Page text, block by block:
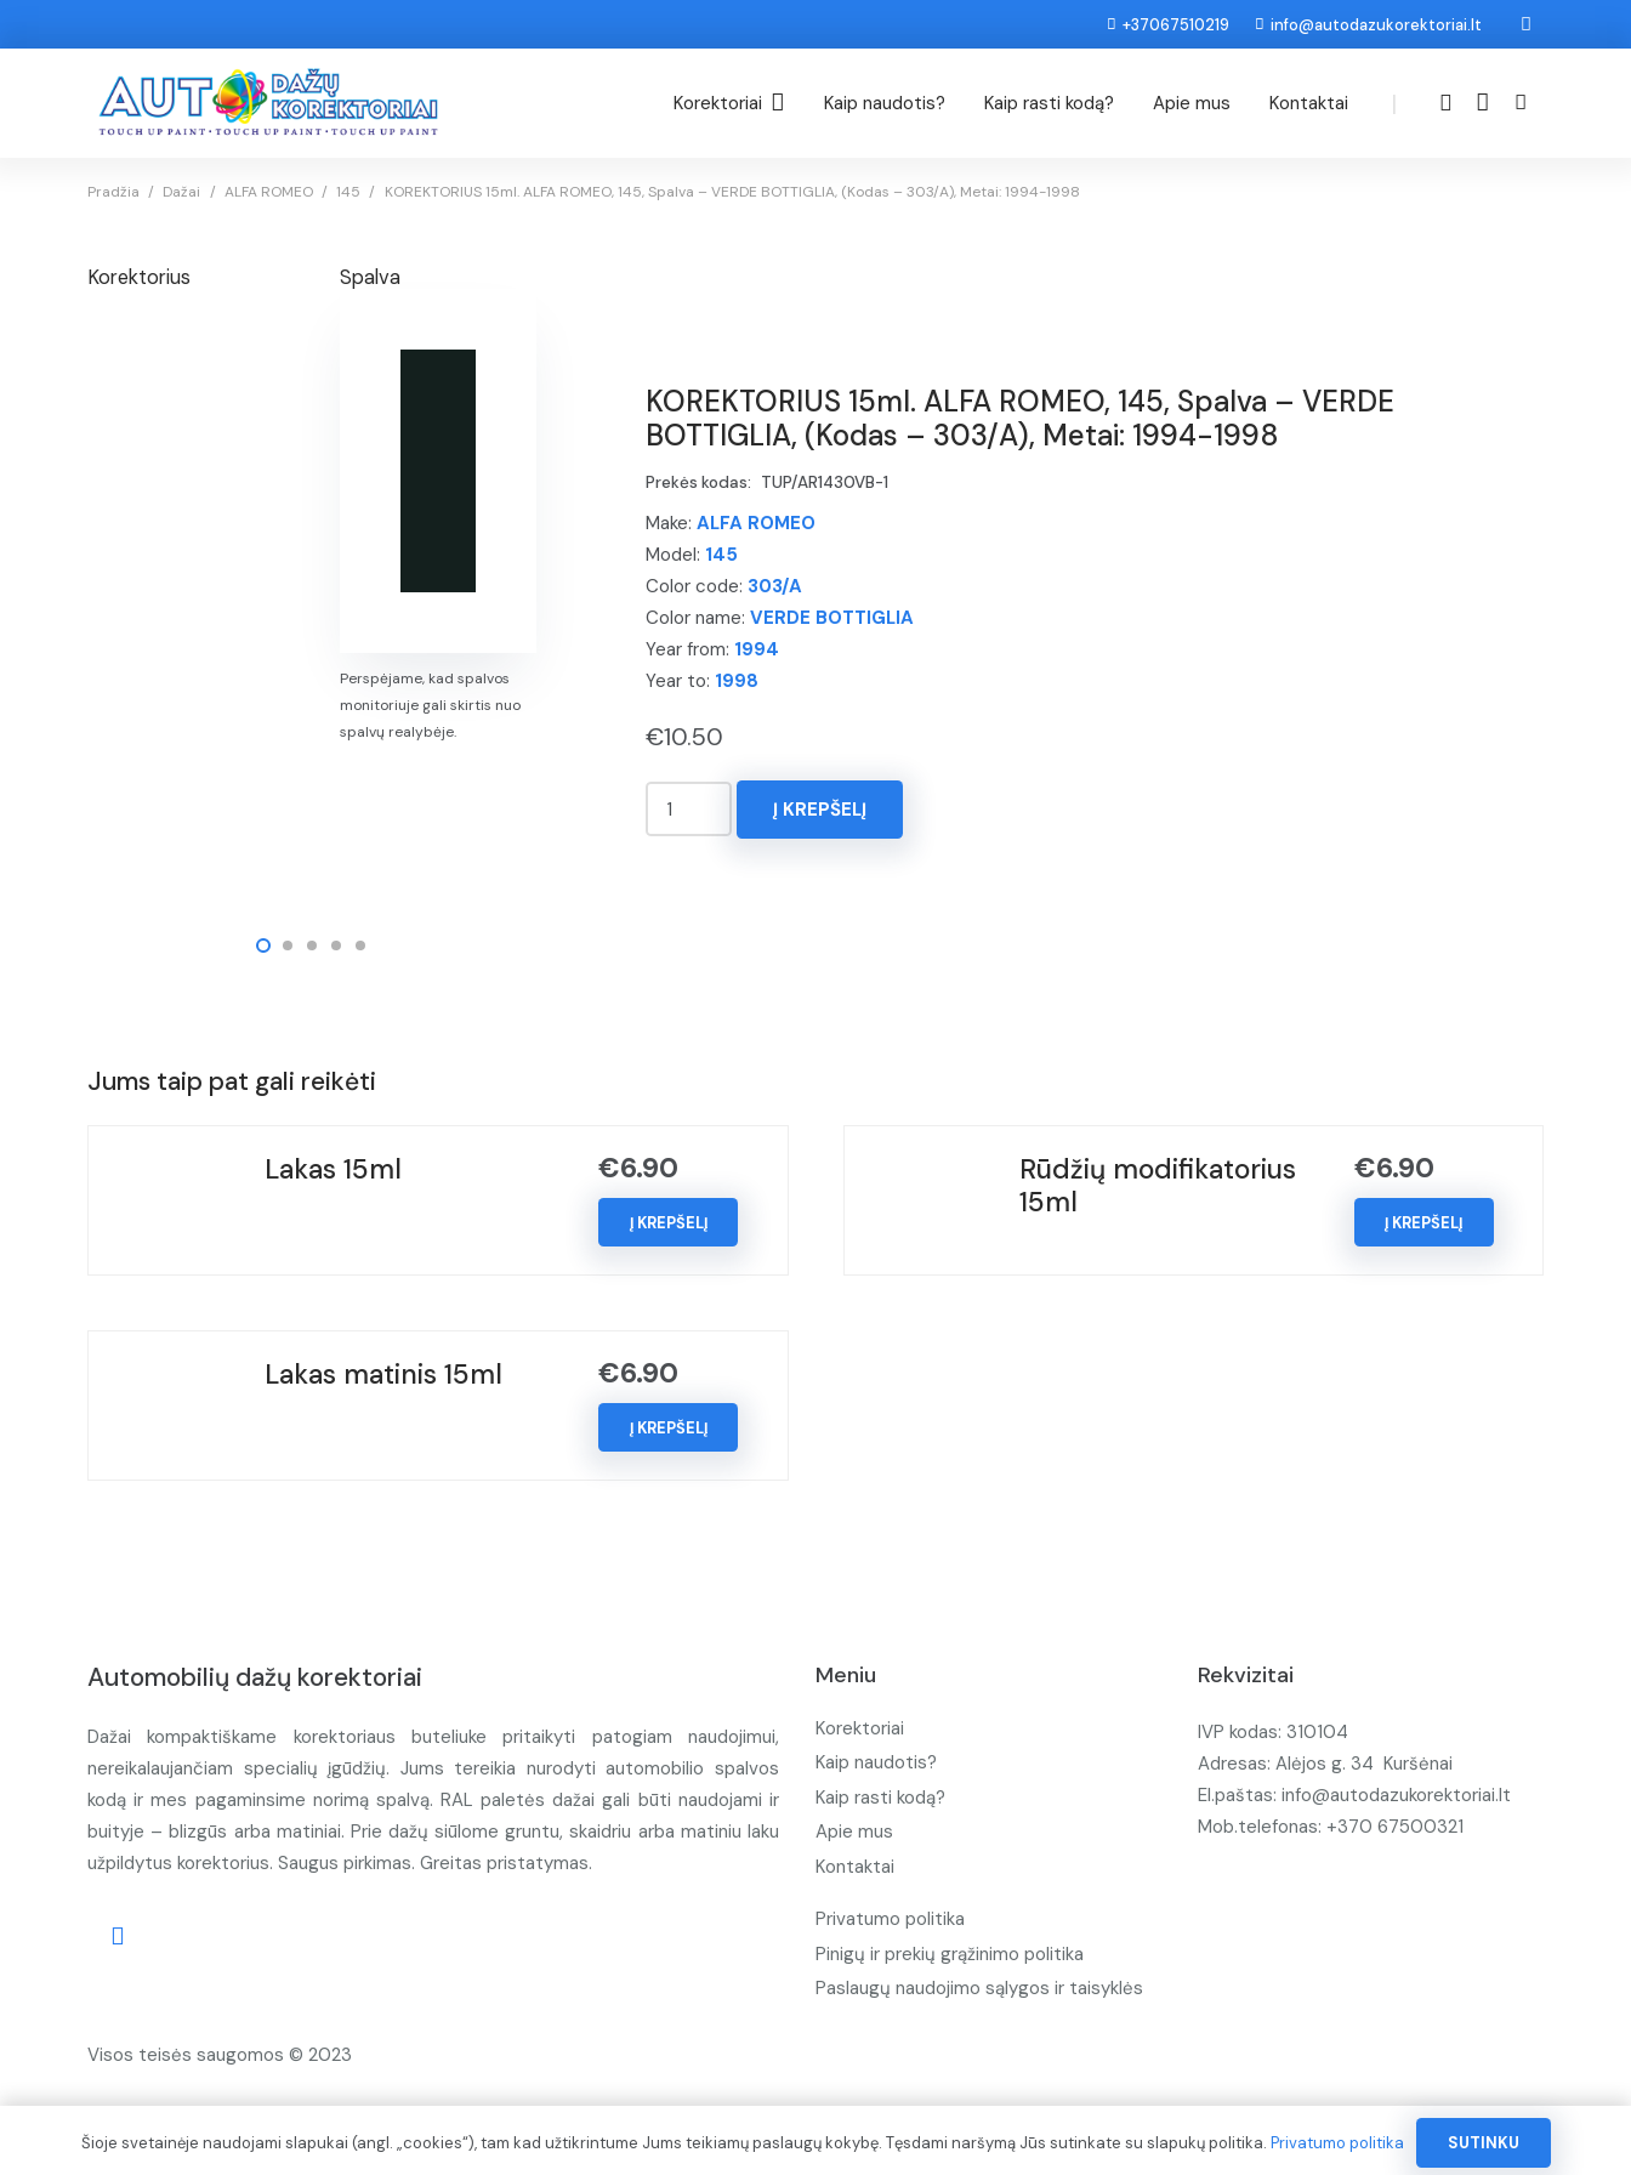
+37067510219 info@autodazukorektoriai.lt
Korektoriai Kaip naudotis? Kaip rasti kodą? Apie mus Kontaktai |
Pradžia / Dažai / ALFA ROMEO / 145 / KOREKTORIUS 15ml. ALFA ROMEO, 145, Spalva – VERDE BOTTIGLIA, (Kodas – 303/A), Metai: 1994-1998
Korektorius Spalva
Perspėjame, kad spalvos
monitoriuje gali skirtis nuo
spalvų realybėje.
KOREKTORIUS 15ml. ALFA ROMEO, 145, Spalva – VERDE
BOTTIGLIA, (Kodas – 303/A), Metai: 1994-1998
Prekės kodas: TUP/AR1430VB-1
Make: ALFA ROMEO
Model: 145
Color code: 303/A
Color name: VERDE BOTTIGLIA
Year from: 1994
Year to: 1998
€10.50
produkto
kiekis:
-
Į KREPŠELĮ
Jums taip pat gali reikėti
Lakas 15ml €6.90
Į KREPŠELĮ
Rūdžių modifikatorius
15ml
€6.90
Į KREPŠELĮ
Lakas matinis 15ml €6.90
Į KREPŠELĮ
Automobilių dažų korektoriai
Dažai kompaktiškame korektoriaus buteliuke pritaikyti patogiam naudojimui,
nereikalaujančiam specialių įgūdžių. Jums tereikia nurodyti automobilio spalvos
kodą ir mes pagaminsime norimą spalvą. RAL paletės dažai gali būti naudojami ir
buityje – blizgūs arba matiniai. Prie dažų siūlome gruntu, skaidriu arba matiniu laku
užpildytus korektorius. Saugus pirkimas. Greitas pristatymas.
Visos teisės saugomos © 2023
Meniu
Korektoriai
Kaip naudotis?
Kaip rasti kodą?
Apie mus
Kontaktai
Privatumo politika
Pinigų ir prekių grąžinimo politika
Paslaugų naudojimo sąlygos ir taisyklės
Rekvizitai
IVP kodas: 310104
Adresas: Alėjos g. 34 Kuršėnai
El.paštas: info@autodazukorektoriai.lt
Mob.telefonas: +370 67500321
Šioje svetainėje naudojami slapukai (angl. „cookies“), tam kad užtikrintume Jums teikiamų paslaugų kokybę. Tęsdami naršymą Jūs sutinkate su slapukų politika. Privatumo politika SUTINKU